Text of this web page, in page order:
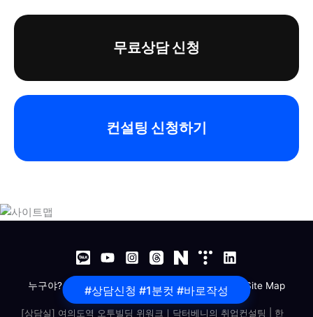
무료상담 신청
컨설팅 신청하기
#상담신청 #1분컷 #바로작성
누구야? 무엇이? 어떻게? 좋아? 위치는? Site Map
[상담실] 여의도역 오투빌딩 위워크ㅣ닥터베니의 취업컨설팅 | 한